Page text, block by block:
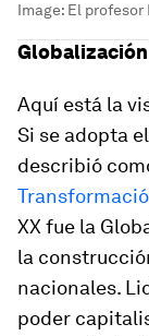
Image: El profesor
Globalización
Aquí está la
Si se adopta
describió
XX fue la
la
nacionales.
poder